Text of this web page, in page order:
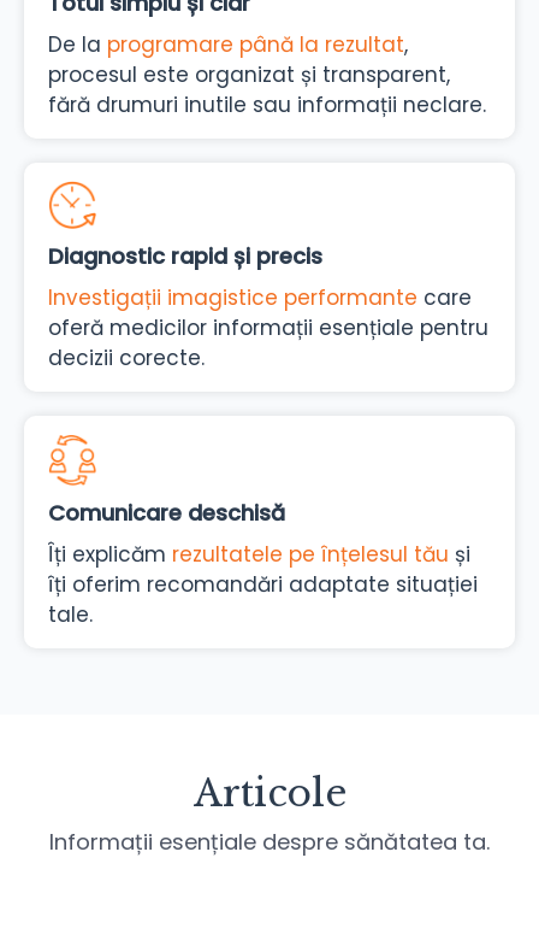
De la programare până la rezultat,
procesul este organizat și transparent,
fără drumuri inutile sau informații neclare.
Diagnostic rapid și precis
Investigații imagistice performante care
oferă medicilor informații esențiale pentru
decizii corecte.
Comunicare deschisă
Îți explicăm rezultatele pe înțelesul tău și
îți oferim recomandări adaptate situației
tale.
Articole
Informații esențiale despre sănătatea ta.